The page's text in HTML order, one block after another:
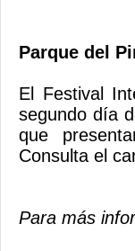
Parque del
El Festival
segundo día
que
Consulta el
Para más